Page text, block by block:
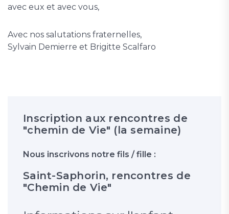
avec eux et avec vous,
Avec nos salutations fraternelles,
Sylvain Demierre et Brigitte Scalfaro
Inscription aux rencontres de
"chemin de Vie" (la semaine)
Nous inscrivons notre fils / fille :
Saint-Saphorin, rencontres de
"Chemin de Vie"